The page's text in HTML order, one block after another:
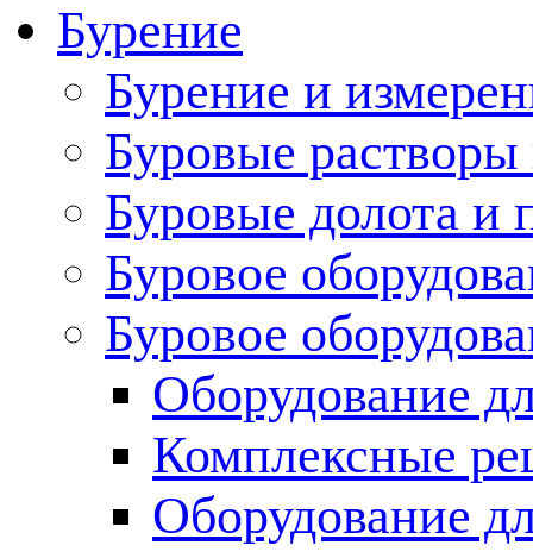
Бурение
Бурение и
Буровые
Буровые долота и
Буровое
Буровое
Оборудование
Комплексные
Оборудование